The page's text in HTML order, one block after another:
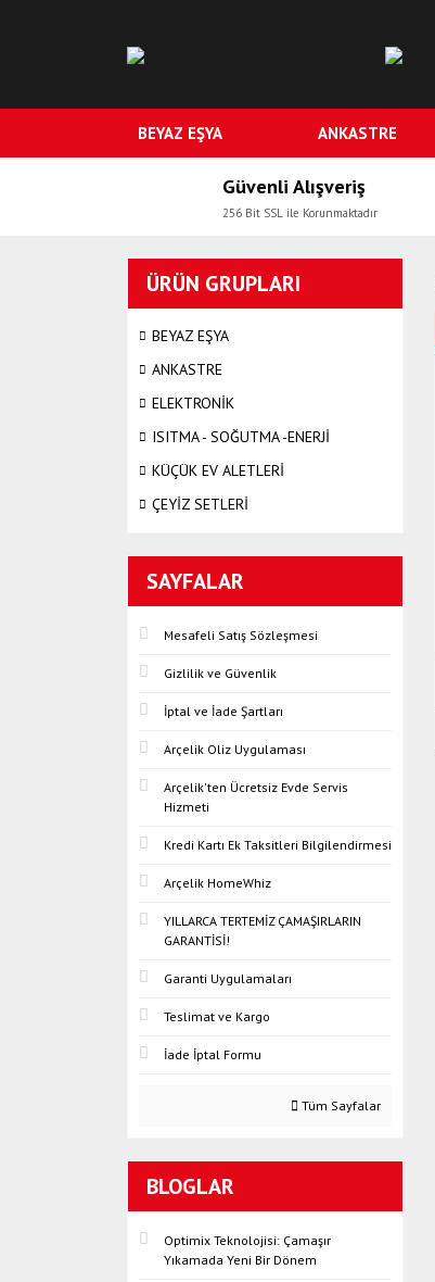
BEYAZ EŞYA ANKASTRE
Güvenli Alışveriş
256 Bit SSL ile Korunmaktadır
ÜRÜN GRUPLARI
BEYAZ EŞYA
ANKASTRE
ELEKTRONİK
ISITMA - SOĞUTMA -ENERJİ
KÜÇÜK EV ALETLERİ
ÇEYİZ SETLERİ
SAYFALAR
Mesafeli Satış Sözleşmesi
Gizlilik ve Güvenlik
İptal ve İade Şartları
Arçelik Oliz Uygulaması
Arçelik'ten Ücretsiz Evde Servis
Hizmeti
Kredi Kartı Ek Taksitleri Bilgilendirmesi
Arçelik HomeWhiz
YILLARCA TERTEMİZ ÇAMAŞIRLARIN
GARANTİSİ!
Garanti Uygulamaları
Teslimat ve Kargo
İade İptal Formu
Tüm Sayfalar
BLOGLAR
Optimix Teknolojisi: Çamaşır
Yıkamada Yeni Bir Dönem